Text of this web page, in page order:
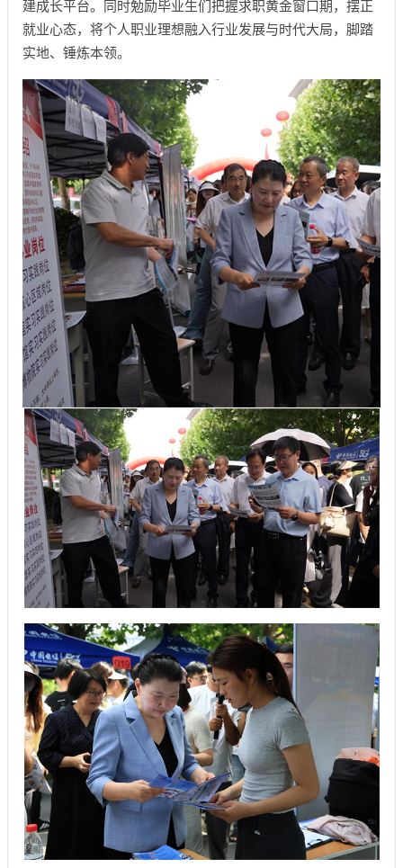
建成长平台。同时勉励毕业生们把握求职黄金窗口期，摆正
就业心态，将个人职业理想融入行业发展与时代大局，脚踏
实地、锤炼本领。